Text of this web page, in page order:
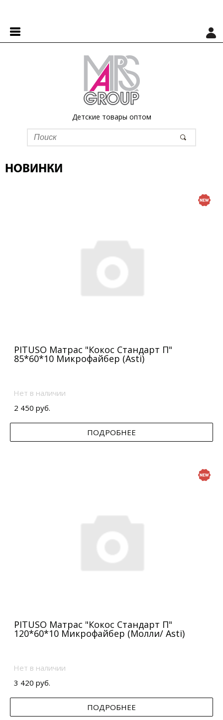
Детские товары оптом
НОВИНКИ
PITUSO Матрас "Кокос Стандарт П"
85*60*10 Микрофайбер (Asti)
Нет в наличии
2 450 руб.
ПОДРОБНЕЕ
PITUSO Матрас "Кокос Стандарт П"
120*60*10 Микрофайбер (Молли/ Asti)
Нет в наличии
3 420 руб.
ПОДРОБНЕЕ